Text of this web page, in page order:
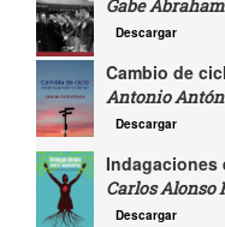
Gabe
Descargar
Cambio de
Antonio
Descargar
Indagaciones
Carlos Alonso
Descargar